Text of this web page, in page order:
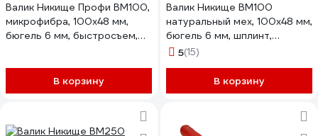
Валик Никище Профи ВМ100,
микрофибра, 100x48 мм,
бюгель 6 мм, быстросъем,
В корзину
Валик Никище ВМ100
натуральный мех, 100x48 мм,
бюгель 6 мм, шплинт,
плотность 450 гр/м2, ворс
5(15)
В корзину